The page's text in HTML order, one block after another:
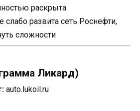
раскрыта
слабо развита сеть Роснефти,
сложности
Ликард)
auto.lukoil.ru